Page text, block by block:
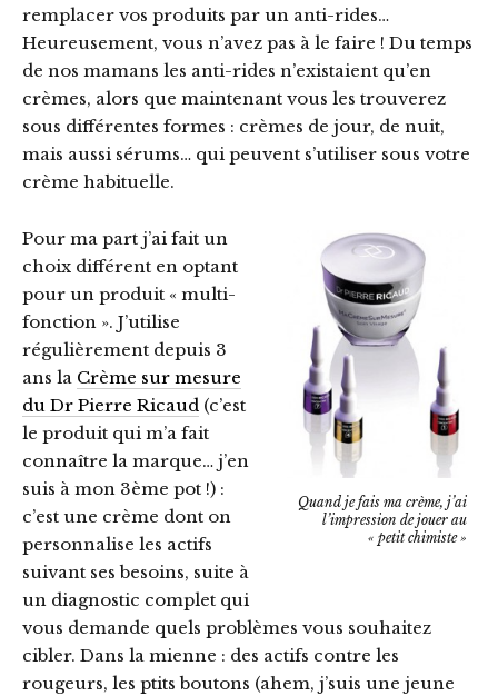
remplacer vos produits par un anti-rides…
Heureusement, vous n’avez pas à le faire ! Du temps
de nos mamans les anti-rides n’existaient qu’en
crèmes, alors que maintenant vous les trouverez
sous différentes formes : crèmes de jour, de nuit,
mais aussi sérums… qui peuvent s’utiliser sous votre
crème habituelle.
Quand je fais ma crème, j’ai
l’impression de jouer au
« petit chimiste »
Pour ma part j’ai fait un
choix différent en optant
pour un produit « multi-
fonction ». J’utilise
régulièrement depuis 3
ans la Crème sur mesure
du Dr Pierre Ricaud (c’est
le produit qui m’a fait
connaître la marque… j’en
suis à mon 3ème pot !) :
c’est une crème dont on
personnalise les actifs
suivant ses besoins, suite à
un diagnostic complet qui
vous demande quels problèmes vous souhaitez
cibler. Dans la mienne : des actifs contre les
rougeurs, les ptits boutons (ahem, j’suis une jeune